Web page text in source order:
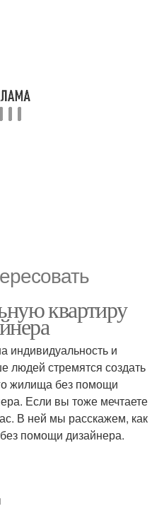
квартиру
индивидуальность и
людей стремятся создать
жилища без помощи
Если вы тоже мечтаете
В ней мы расскажем, как
помощи дизайнера.